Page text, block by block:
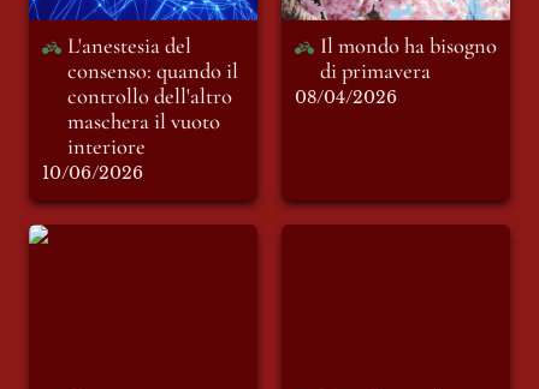
L'anestesia del
consenso: quando il
controllo dell'altro
maschera il vuoto
interiore
10/06/2026
Il mondo ha bisogno
di primavera
08/04/2026
Una vita spericolata: